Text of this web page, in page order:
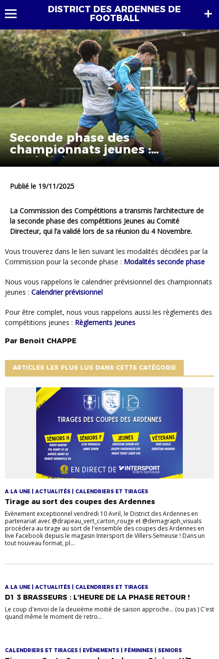
DISTRICT DES ARDENNES DE
FOOTBALL
Seconde phase des
championnats jeunes :
modalités
Publié le 19/11/2025
La Commission des Compétitions a transmis l’architecture de
la seconde phase des compétitions Jeunes au Comité
Directeur, qui l’a validé lors de sa réunion du 4 Novembre.
Vous trouverez dans le lien suivant les modalités décidées par la
Commission pour la seconde phase : Modalités seconde phase
Nous vous rappelons le calendrier prévisionnel des championnats
jeunes : Calendrier prévisionnel
Pour être complet, nous vous rappelons aussi les règlements des
compétitions jeunes : Règlements Jeunes
Par Benoit CHAPPE
ARTICLES LES PLUS LUS DANS CETTE CATÉGORIE
A LA UNE | ACTUALITÉS | CALENDRIERS ET TIRAGES
Tirage au sort des coupes des Ardennes
Evènement exceptionnel vendredi 10 Avril, le District des Ardennes en
partenariat avec @drapeau_vert_carton_rouge et @demagraph_visuals
procédera au tirage au sort de l'ensemble des coupes des Ardennes en
live Facebook depuis le magasin Intersport de Villers-Semeuse ! Dans un
tout nouveau format, pl...
A LA UNE | ACTUALITÉS | CALENDRIERS ET TIRAGES
D1 3 BRASSEURS : L’HEURE DE LA PHASE RETOUR !
Le coup d'envoi de la deuxième moitié de saison approche... (ou pas ) C'est
quand même le moment de retro...
CALENDRIERS ET TIRAGES | EVÈNEMENTS | FÉMININES | SENIORS